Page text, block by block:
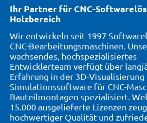
Ihr Partner für CNC-
Holzbereich
Wir entwickeln seit 1997
CNC-Bearbeitungsmaschinen.
wachsendes, hochspezialisiertes
Entwicklerteam verfügt über
Erfahrung in der 3D-
Simulationssoftware für CNC-
Bauteilmontagen spezialisiert.
15.000 ausgelieferte Lizenzen
hochwertiger Qualität und